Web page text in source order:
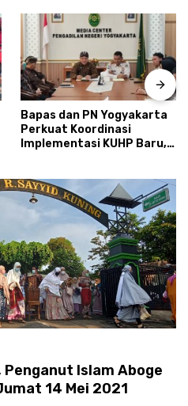
Bapas dan PN Yogyakarta
Perkuat Koordinasi
Implementasi KUHP Baru,
Penganut Islam Aboge
14 Mei 2021